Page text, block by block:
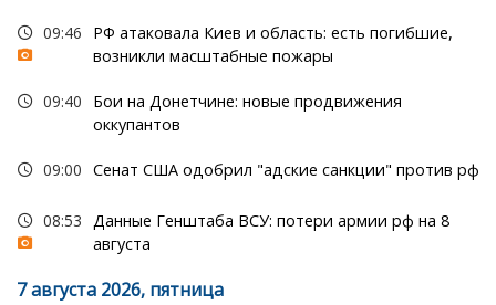
09:46
РФ атаковала Киев и область: есть погибшие,
возникли масштабные пожары
09:40
Бои на Донетчине: новые продвижения
оккупантов
09:00 Сенат США одобрил "адские санкции" против рф
08:53 Данные Генштаба ВСУ: потери армии рф на 8
августа
7 августа 2026, пятница